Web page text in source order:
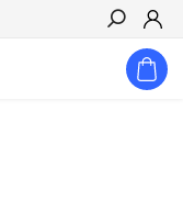
Hledat